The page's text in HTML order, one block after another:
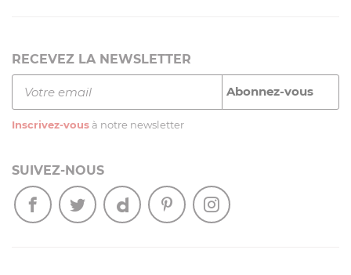
RECEVEZ LA NEWSLETTER
Inscrivez-vous à notre newsletter
SUIVEZ-NOUS